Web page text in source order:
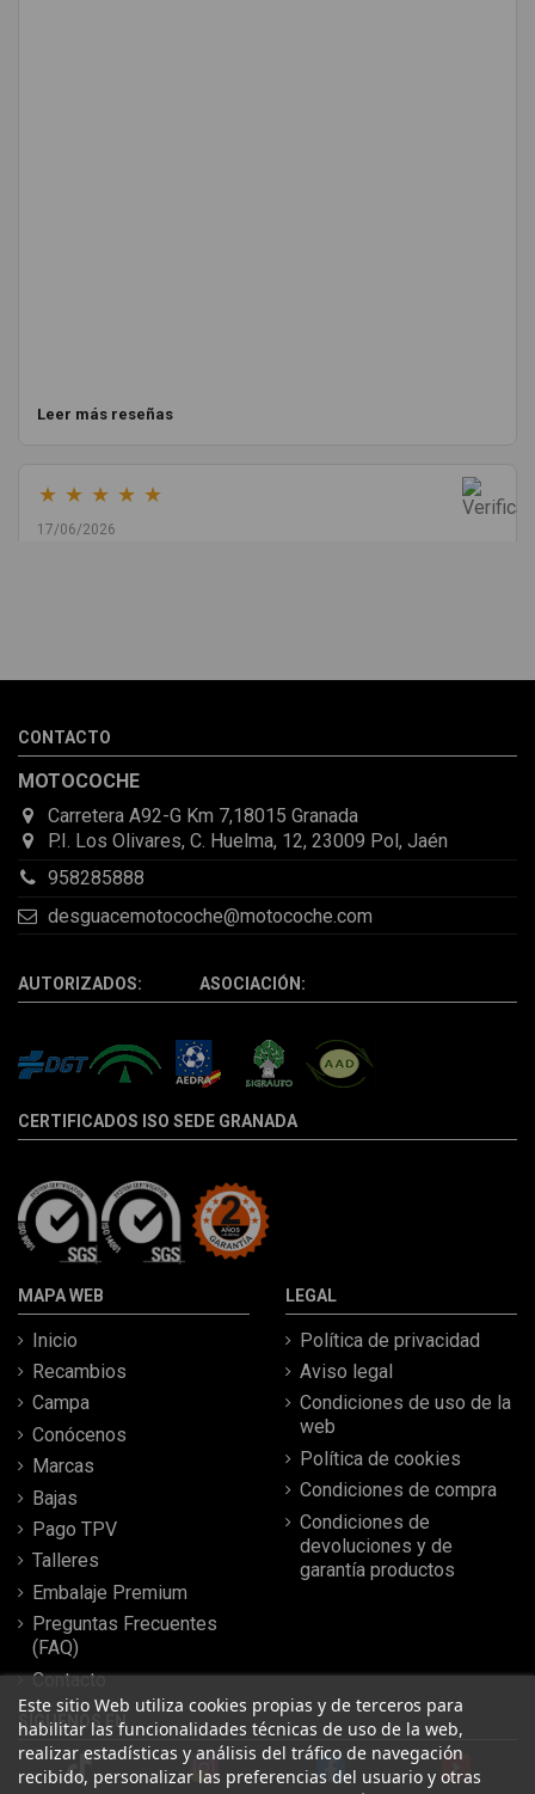
Leer más reseñas
★ ★ ★ ★ ★
17/06/2026
la pieza llegó correcta y bien embalada, además de llegarme 2
CONTACTO
MOTOCOCHE
Carretera A92-G Km 7,18015 Granada
P.I. Los Olivares, C. Huelma, 12, 23009 Pol, Jaén
958285888
desguacemotocoche@motocoche.com
AUTORIZADOS: ASOCIACIÓN:
CERTIFICADOS ISO SEDE GRANADA
MAPA WEB
Inicio
Recambios
Campa
Conócenos
Marcas
Bajas
Pago TPV
Talleres
Embalaje Premium
Preguntas Frecuentes
(FAQ)
Contacto
LEGAL
Política de privacidad
Aviso legal
Condiciones de uso de la
web
Política de cookies
Condiciones de compra
Condiciones de
devoluciones y de
garantía productos
Este sitio Web utiliza cookies propias y de terceros para
habilitar las funcionalidades técnicas de uso de la web,
realizar estadísticas y análisis del tráfico de navegación
recibido, personalizar las preferencias del usuario y otras
SÍGUENOS EN